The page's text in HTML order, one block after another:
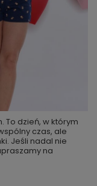
To dzień, w którym
czas, ale
Jeśli nadal nie
na